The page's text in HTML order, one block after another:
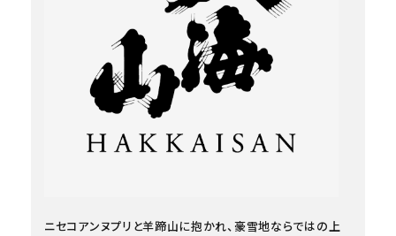
ニセコアンヌプリと羊蹄山に抱かれ、豪雪地ならではの上